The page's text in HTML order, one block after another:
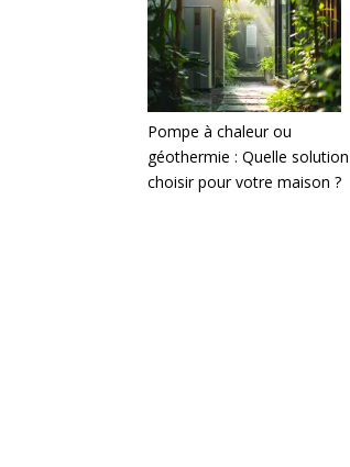
Pompe à chaleur ou
géothermie : Quelle solution
choisir pour votre maison ?